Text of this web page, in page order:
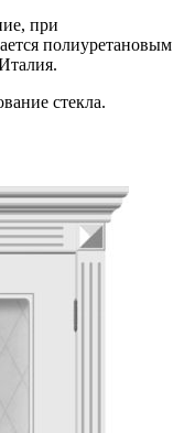
при
полиуретановым
стекла.